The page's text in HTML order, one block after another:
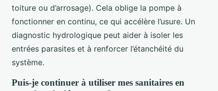
toiture ou d’arrosage). Cela oblige la pompe à
fonctionner en continu, ce qui accélère l’usure. Un
diagnostic hydrologique peut aider à isoler les
entrées parasites et à renforcer l’étanchéité du
système.
Puis-je continuer à utiliser mes sanitaires en